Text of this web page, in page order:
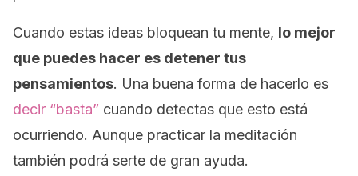
Cuando estas ideas bloquean tu mente, lo mejor
que puedes hacer es detener tus
pensamientos. Una buena forma de hacerlo es
decir “basta” cuando detectas que esto está
ocurriendo. Aunque practicar la meditación
también podrá serte de gran ayuda.